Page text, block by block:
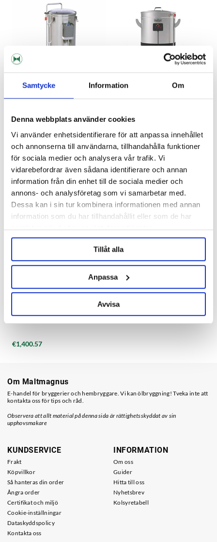
Samtycke Information Om
Denna webbplats använder cookies
Vi använder enhetsidentifierare för att anpassa innehållet
och annonserna till användarna, tillhandahålla funktioner
för sociala medier och analysera vår trafik. Vi
vidarebefordrar även sådana identifierare och annan
information från din enhet till de sociala medier och
annons- och analysföretag som vi samarbetar med.
Dessa kan i sin tur kombinera informationen med annan
information som du har tillhandahållit eller som de har
samlat in när du har använt deras tjänster.
Tillåt alla
Anpassa
Avvisa
G30 v3 Grainfather
€574.53
G40 Grainfather
€1,293.14
BESTÄLLNINGSVARA
G70 v.2 Grainfather
€1,400.57
Om Maltmagnus
E-handel för bryggerier och hembryggare. Vi kan ölbryggning! Tveka inte att
kontakta oss för tips och råd.
Observera att allt material på denna sida är rättighetsskyddat av sin
upphovsmakare
KUNDSERVICE
Frakt
Köpvillkor
Så hanteras din order
Ångra order
Certifikat och miljö
Cookie-inställningar
Dataskyddspolicy
Kontakta oss
INFORMATION
Om oss
Guider
Hitta till oss
Nyhetsbrev
Kolsyretabell